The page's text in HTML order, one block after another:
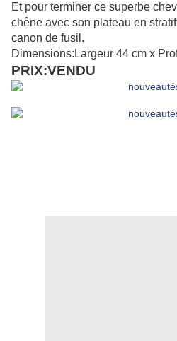
Et pour terminer ce superbe
chêne avec son plateau en
canon de fusil.
Dimensions:Largeur 44 cm x
PRIX:VENDU